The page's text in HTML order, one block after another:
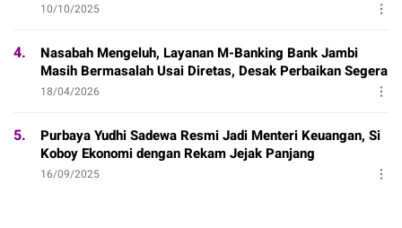
10/10/2025
4.
Nasabah Mengeluh, Layanan M-Banking Bank Jambi
Masih Bermasalah Usai Diretas, Desak Perbaikan Segera
18/04/2026
5.
Purbaya Yudhi Sadewa Resmi Jadi Menteri Keuangan, Si
Koboy Ekonomi dengan Rekam Jejak Panjang
16/09/2025